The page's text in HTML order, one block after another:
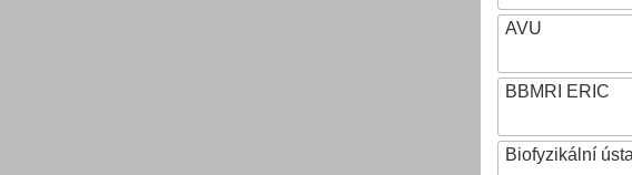
AVU
BBMRI ERIC
Biofyzikální